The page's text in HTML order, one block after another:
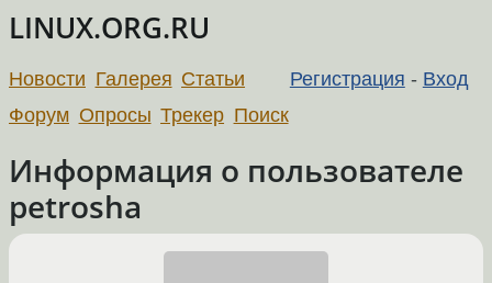
LINUX.ORG.RU
Регистрация - Вход
Новости Галерея Статьи
Форум Опросы Трекер Поиск
Информация о пользователе
petrosha